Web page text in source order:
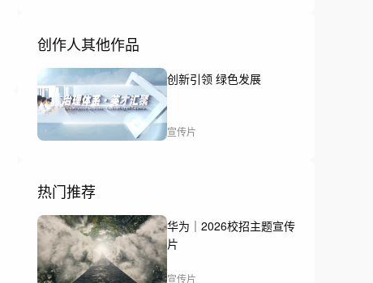
创作人其他作品
创新引领 绿色发展
宣传片
热门推荐
华为｜2026校招主题宣传
片
宣传片